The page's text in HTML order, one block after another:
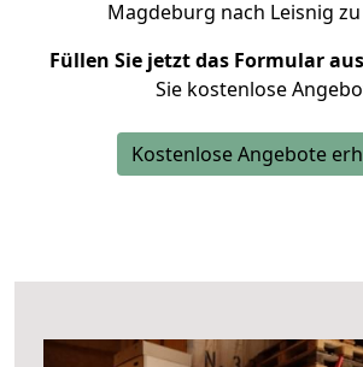
Magdeburg nach Leisnig
Füllen Sie jetzt das Formular aus
Sie kostenlose
Kostenlose Angebote